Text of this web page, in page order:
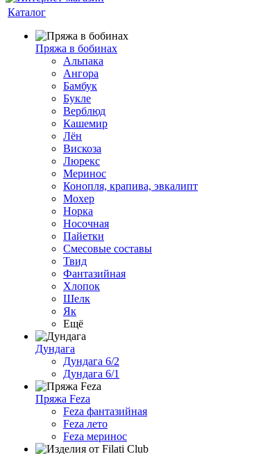
Каталог
Пряжа в бобинах
Альпака
Ангора
Бамбук
Букле
Верблюд
Кашемир
Лён
Вискоза
Люрекс
Меринос
Конопля, крапива, эвкалипт
Мохер
Норка
Носочная
Пайетки
Смесовые составы
Твид
Фантазийная
Хлопок
Шелк
Як
Ещё
Дундага
Дундага 6/2
Дундага 6/1
Пряжа Feza
Feza фантазийная
Feza лето
Feza меринос